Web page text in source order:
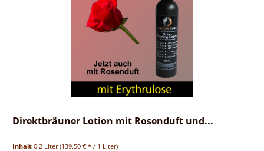
Direktbräuner Lotion mit Rosenduft und...
Inhalt0.2 Liter(139,50 € * / 1 Liter)